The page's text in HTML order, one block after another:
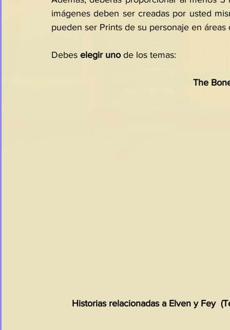
imágenes deben ser creadas por usted
pueden ser Prints de su personaje en
Debes elegir uno de los temas:
The
Historias relacionadas a Elven y Fey